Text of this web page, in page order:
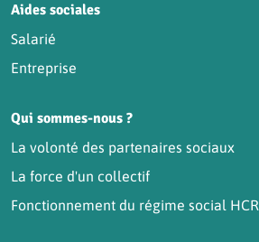
Aides sociales
Salarié
Entreprise
Qui sommes-nous ?
La volonté des partenaires sociaux
La force d'un collectif
Fonctionnement du régime social HCR